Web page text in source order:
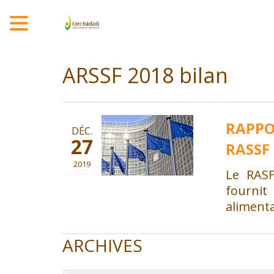
ARSSF 2018 bilan
RASSF
DÉC.
27
2019
Le
fournit
ARCHIVES